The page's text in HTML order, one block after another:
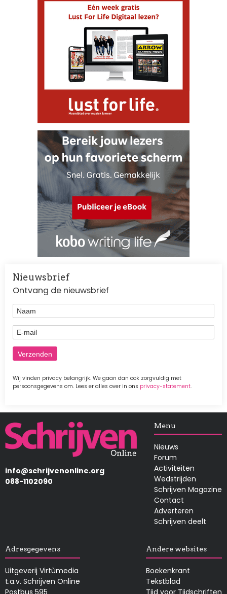
Nieuwsbrief
Ontvang de nieuwsbrief
Naam
E-mail
Wij vinden privacy belangrijk. We gaan dan ook zorgvuldig met
persoonsgegevens om. Lees er alles over in ons privacy-statement.
Afbeelding
info@schrijvenonline.org
088-1102090
Menu
Nieuws
Forum
Activiteiten
Wedstrijden
Schrijven Magazine
Contact
Adverteren
Schrijven deelt
Adresgegevens
Uitgeverij Virtùmedia
t.a.v. Schrijven Online
Postbus 595
Andere websites
Boekenkrant
Tekstblad
Tijd voor Tijdschriften